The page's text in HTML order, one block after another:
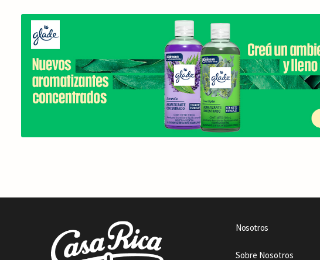
Nosotros
Sobre Nosotros